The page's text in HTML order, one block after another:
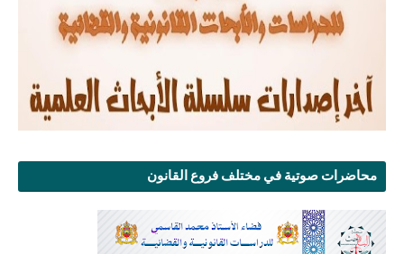
محاضرات صوتية في مختلف فروع القانون